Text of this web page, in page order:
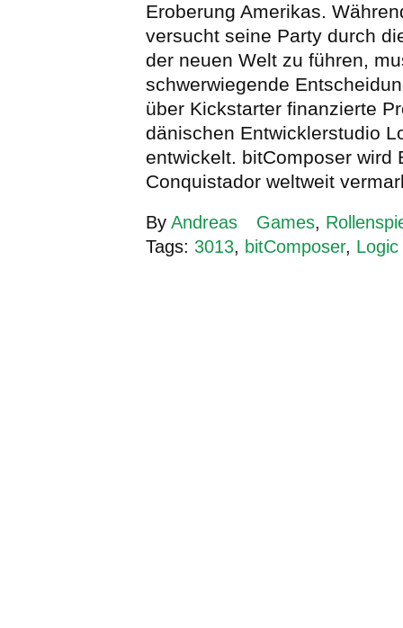
Eroberung Amerikas.
versucht seine Party durch
der neuen Welt zu führen,
schwerwiegende
über Kickstarter finanzierte
dänischen Entwicklerstudio
entwickelt. bitComposer wird
Conquistador weltweit
By Andreas Games,
Tags: 3013, bitComposer,